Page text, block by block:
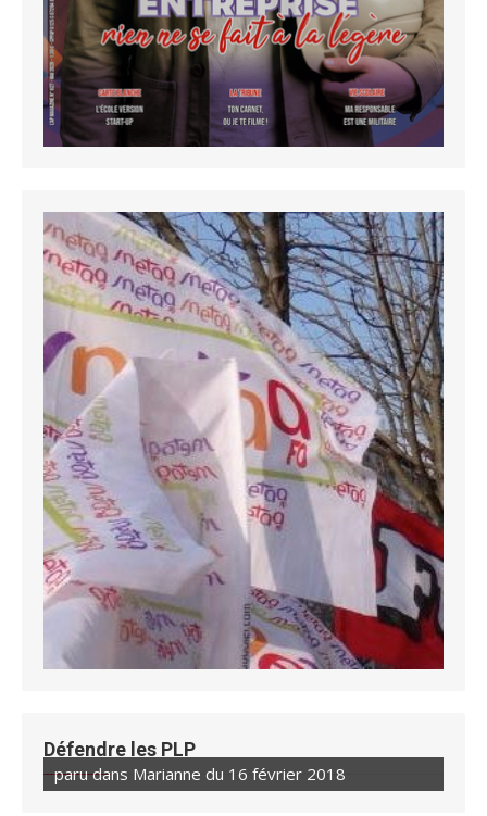
Défendre les PLP
paru dans Marianne du 16 février 2018
paru dans Marianne du 23 février 2018